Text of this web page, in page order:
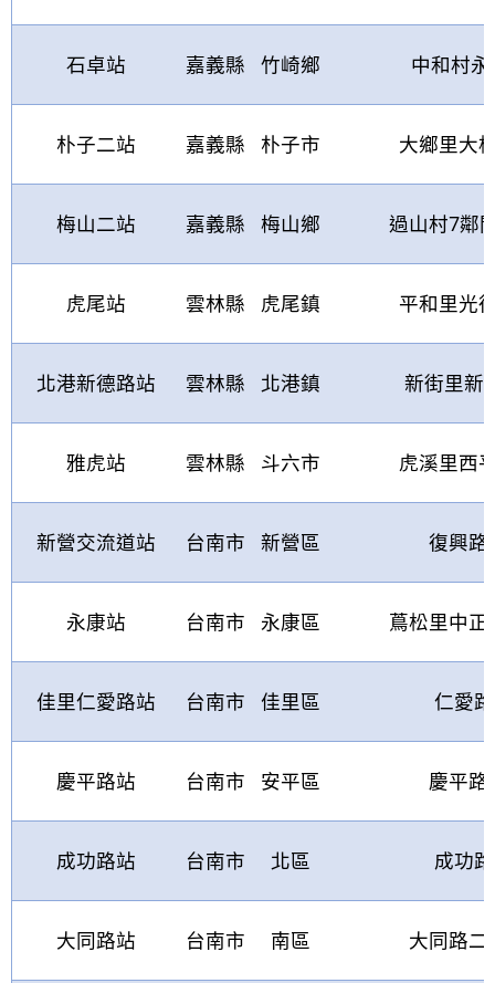
石卓站 嘉義縣 竹崎鄉 中和村
朴子二站 嘉義縣 朴子市 大鄉里大
梅山二站 嘉義縣 梅山鄉 過山村7鄰
虎尾站 雲林縣 虎尾鎮 平和里光
北港新德路站 雲林縣 北港鎮 新街里新
雅虎站 雲林縣 斗六市 虎溪里西
新營交流道站 台南市 新營區 復興路
永康站 台南市 永康區 蔦松里中正
佳里仁愛路站 台南市 佳里區 仁愛路
慶平路站 台南市 安平區 慶平路
成功路站 台南市 北區 成功路
大同路站 台南市 南區 大同路二